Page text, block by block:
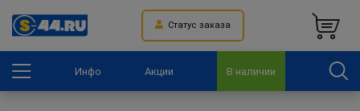
Статус заказа
Инфо Акции В наличии